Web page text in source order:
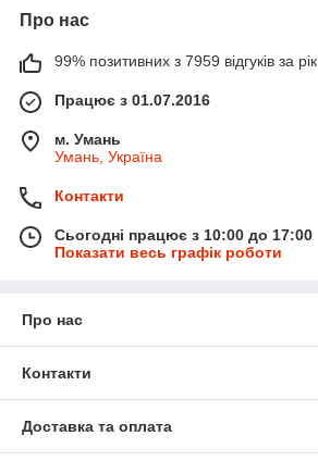
Про нас
99% позитивних з 7959 відгуків за рік
Працює з 01.07.2016
м. Умань
Умань, Україна
Контакти
Сьогодні працює з 10:00 до 17:00
Показати весь графік роботи
Про нас
Контакти
Доставка та оплата